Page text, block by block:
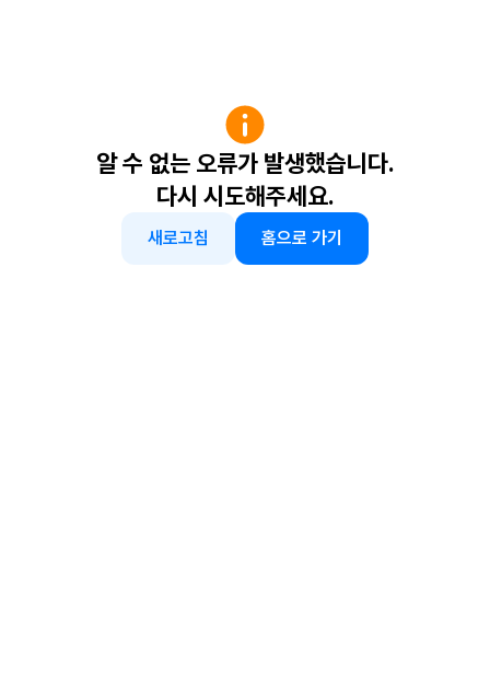
알 수 없는 오류가 발생했습니다.
다시 시도해주세요.
새로고침 홈으로 가기